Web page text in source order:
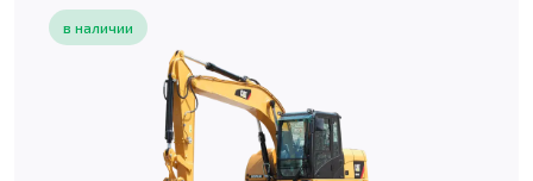
в наличии